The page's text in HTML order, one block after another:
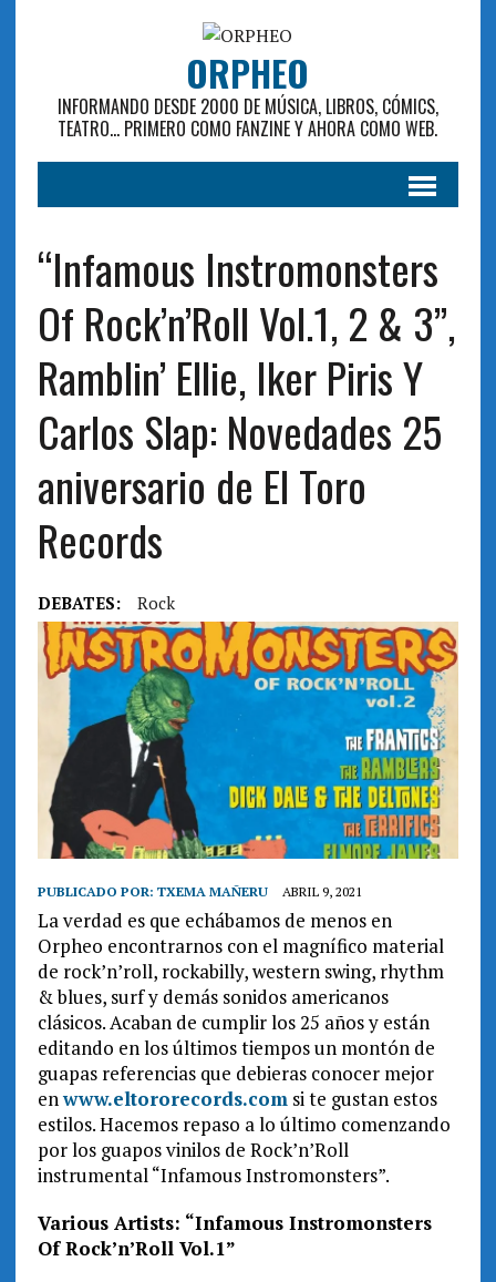
ORPHEO
INFORMANDO DESDE 2000 DE MÚSICA, LIBROS, CÓMICS,
TEATRO... PRIMERO COMO FANZINE Y AHORA COMO WEB.
“Infamous Instromonsters
Of Rock’n’Roll Vol.1, 2 & 3”,
Ramblin’ Ellie, Iker Piris Y
Carlos Slap: Novedades 25
aniversario de El Toro
Records
DEBATES: Rock
PUBLICADO POR: TXEMA MAÑERU ABRIL 9, 2021
La verdad es que echábamos de menos en
Orpheo encontrarnos con el magnífico material
de rock’n’roll, rockabilly, western swing, rhythm
& blues, surf y demás sonidos americanos
clásicos. Acaban de cumplir los 25 años y están
editando en los últimos tiempos un montón de
guapas referencias que debieras conocer mejor
enwww.eltororecords.comsi te gustan estos
estilos. Hacemos repaso a lo último comenzando
por los guapos vinilos de Rock’n’Roll
instrumental “Infamous Instromonsters”.
Various Artists: “Infamous Instromonsters
Of Rock’n’Roll Vol.1”